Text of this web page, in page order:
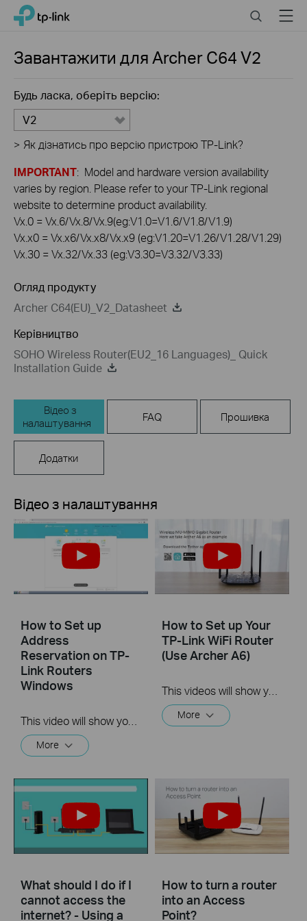
Click
navigation
TP-Link, Reliably Smart SearchMenu
Завантажити дляArcher C64V2
Будь ласка, оберіть версію:
V2
> Як дізнатись про версію пристрою TP-Link?
IMPORTANT: Model and hardware version availability
varies by region. Please refer to your TP-Link regional
website to determine product availability.
Vx.0 = Vx.6/Vx.8/Vx.9(eg:V1.0=V1.6/V1.8/V1.9)
Vx.x0 = Vx.x6/Vx.x8/Vx.x9 (eg:V1.20=V1.26/V1.28/V1.29)
Vx.30 = Vx.32/Vx.33 (eg:V3.30=V3.32/V3.33)
Огляд продукту
Archer C64(EU)_V2_Datasheet
Керівництво
SOHO Wireless Router(EU2_16 Languages)_ Quick
Installation Guide
Відео з
налаштування
FAQ Прошивка
Додатки
Відео з налаштування
How to Set up
Address
Reservation on TP-
Link Routers
Windows
More
How to Set up Your
TP-Link WiFi Router
(Use Archer A6)
This videos will show you how to connect your TP-Link WiFi router and set up internet connection easily via the Tether app.
More
What should I do if I
cannot access the
internet? - Using a
How to turn a router
into an Access
Point?